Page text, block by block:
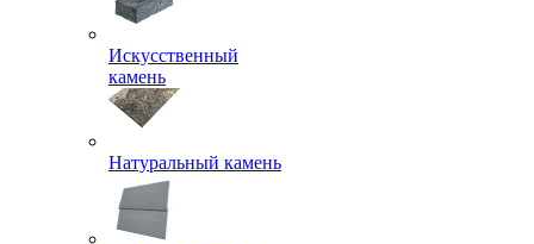
Искусственный
камень
Натуральный камень